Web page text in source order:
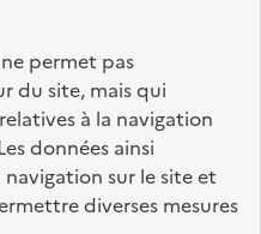
permet pas
du site, mais qui
à la navigation
données ainsi
sur le site et
diverses mesures
legifrance.gouv.fr